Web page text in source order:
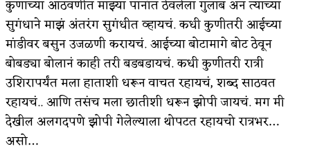
कुणाच्या आठवणीत माझ्या पानांत ठेवलेला गुलाब अन त्याच्या
सुगंधाने माझं अंतरंग सुगंधीत व्हायचं. कधी कुणीतरी आईच्या
मांडीवर बसुन उजळणी करायचं. आईच्या बोटामागे बोट ठेवून
बोबड्या बोलानं काही तरी बडबडायचं. कधी कुणीतरी रात्री
उशिरापर्यंत मला हाताशी धरून वाचत रहायचं, शब्द साठवत
रहायचं.. आणि तसंच मला छातीशी धरून झोपी जायचं. मग मी
देखील अलगदपणे झोपी गेलेल्याला थोपटत रहायचो रात्रभर…
असो…